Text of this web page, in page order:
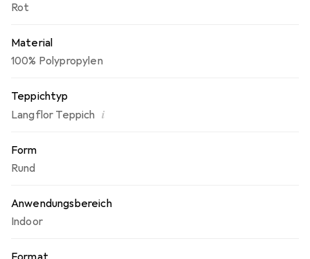
Rot
Material
100% Polypropylen
Teppichtyp
Langflor Teppich i
Form
Rund
Anwendungsbereich
Indoor